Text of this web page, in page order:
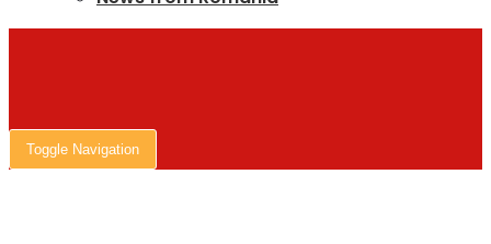
Toggle Navigation